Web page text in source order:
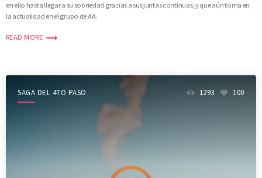
en ello hasta llegar a su sobriedad gracias a sus juntas continuas, y que aún toma en
la actualidad en el grupo de AA.
READ MORE trending_flat
SAGA DEL 4TO PASO 1293 100